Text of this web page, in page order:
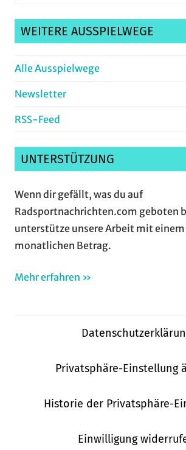
WEITERE AUSSPIELWEGE
Alle Ausspielwege
Newsletter
RSS-Feed
UNTERSTÜTZUNG
Wenn dir gefällt, was du auf
Radsportnachrichten.com geboten
unterstütze unsere Arbeit mit
monatlichen Betrag.
Mehr erfahren »
Privatsphäre-Einstellung
Historie der Privatsphäre-
Einwilligung